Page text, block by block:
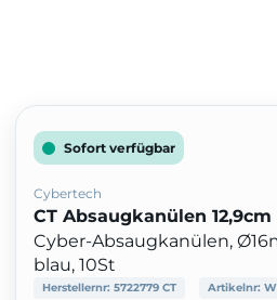
Sofort verfügbar
Cybertech
CT Absaugkanülen 12,9cm
Cyber-Absaugkanülen,
blau, 10St
Herstellernr: 5722779 CT Artikelnr: